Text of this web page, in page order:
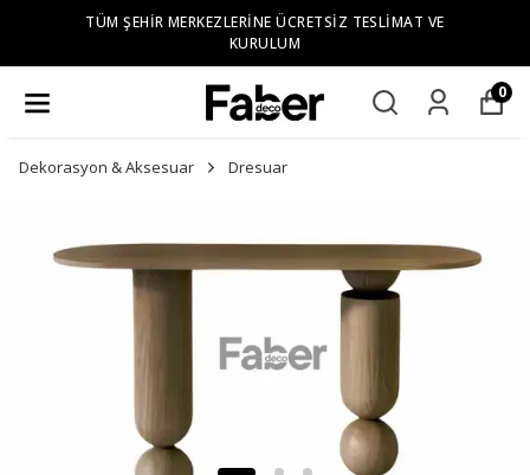
TÜM ŞEHIR MERKEZLERINE ÜCRETSIZ TESLIMAT VE
KURULUM
0
Dekorasyon & Aksesuar Dresuar